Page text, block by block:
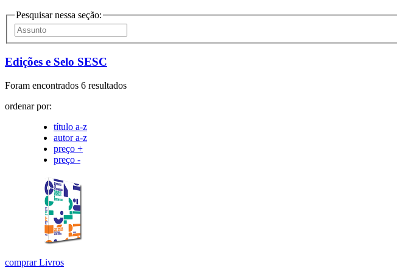
Pesquisar nessa seção:
Edições e Selo SESC
Foram encontrados 6 resultados
ordenar por:
título a-z
autor a-z
preço +
preço -
comprarLivros